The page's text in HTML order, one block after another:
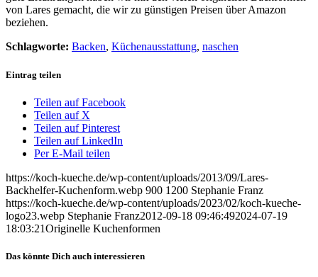
von Lares gemacht, die wir zu günstigen Preisen über Amazon
beziehen.
Schlagworte: Backen, Küchenausstattung, naschen
Eintrag teilen
Teilen auf Facebook
Teilen auf X
Teilen auf Pinterest
Teilen auf LinkedIn
Per E-Mail teilen
https://koch-kueche.de/wp-content/uploads/2013/09/Lares-
Backhelfer-Kuchenform.webp 900 1200 Stephanie Franz
https://koch-kueche.de/wp-content/uploads/2023/02/koch-kueche-
logo23.webp Stephanie Franz2012-09-18 09:46:492024-07-19
18:03:21Originelle Kuchenformen
Das könnte Dich auch interessieren